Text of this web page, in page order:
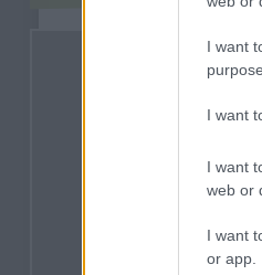
I want
I want
I want
web or
I want
or app.